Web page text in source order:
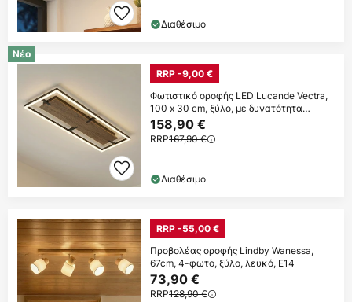
Διαθέσιμο
Νέο
RRP -9,00 €
Φωτιστικό οροφής LED Lucande Vectra,
100 x 30 cm, ξύλο, με δυνατότητα
ρύθμισης
158,90 €
RRP167,90 €
Διαθέσιμο
RRP -55,00 €
Προβολέας οροφής Lindby Wanessa,
67cm, 4-φωτο, ξύλο, λευκό, E14
73,90 €
RRP128,90 €